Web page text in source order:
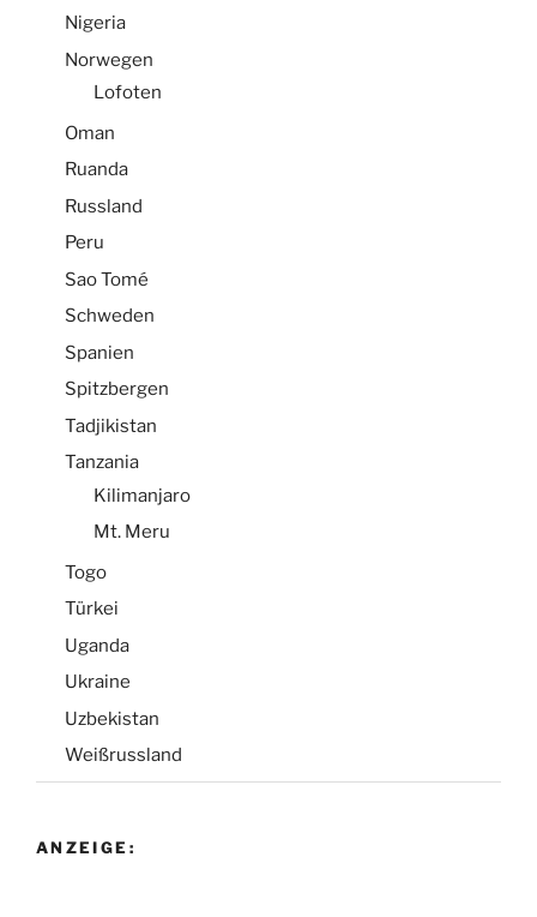
Nigeria
Norwegen
Lofoten
Oman
Ruanda
Russland
Peru
Sao Tomé
Schweden
Spanien
Spitzbergen
Tadjikistan
Tanzania
Kilimanjaro
Mt. Meru
Togo
Türkei
Uganda
Ukraine
Uzbekistan
Weißrussland
ANZEIGE: